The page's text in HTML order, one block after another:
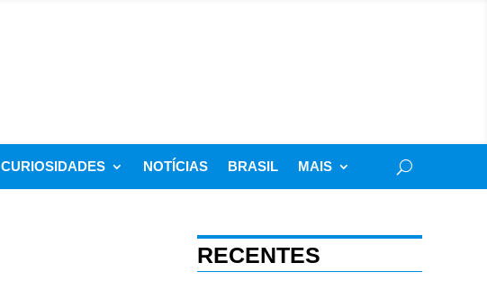
CURIOSIDADES NOTÍCIAS BRASIL MAIS
RECENTES